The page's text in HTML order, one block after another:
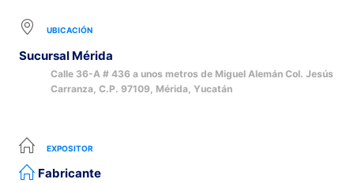
UBICACIÓN
Sucursal Mérida
Calle 36-A # 436 a unos metros de Miguel Alemán Col. Jesús
Carranza, C.P. 97109, Mérida, Yucatán
EXPOSITOR
Fabricante